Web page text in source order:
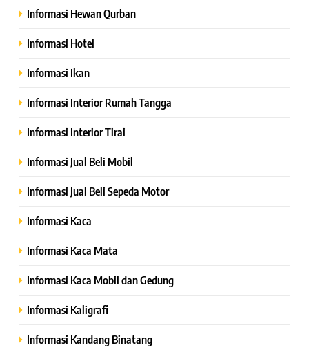
Informasi Hewan Qurban
Informasi Hotel
Informasi Ikan
Informasi Interior Rumah Tangga
Informasi Interior Tirai
Informasi Jual Beli Mobil
Informasi Jual Beli Sepeda Motor
Informasi Kaca
Informasi Kaca Mata
Informasi Kaca Mobil dan Gedung
Informasi Kaligrafi
Informasi Kandang Binatang